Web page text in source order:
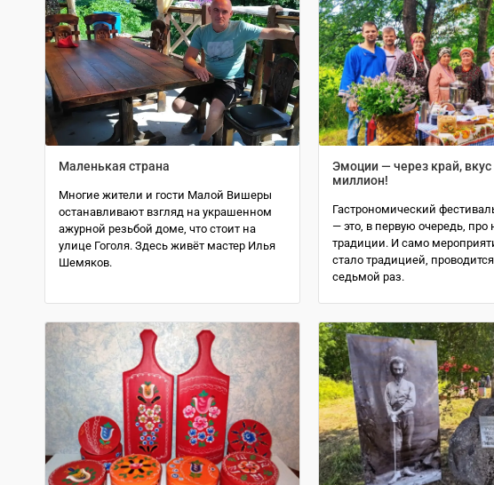
Маленькая страна
Многие жители и гости Малой Вишеры
останавливают взгляд на украшенном
ажурной резьбой доме, что стоит на
улице Гоголя. Здесь живёт мастер Илья
Шемяков.
Эмоции — через край,
миллион!
Гастрономический
— это, в первую очередь, про
традиции. И само
стало традицией,
седьмой раз.